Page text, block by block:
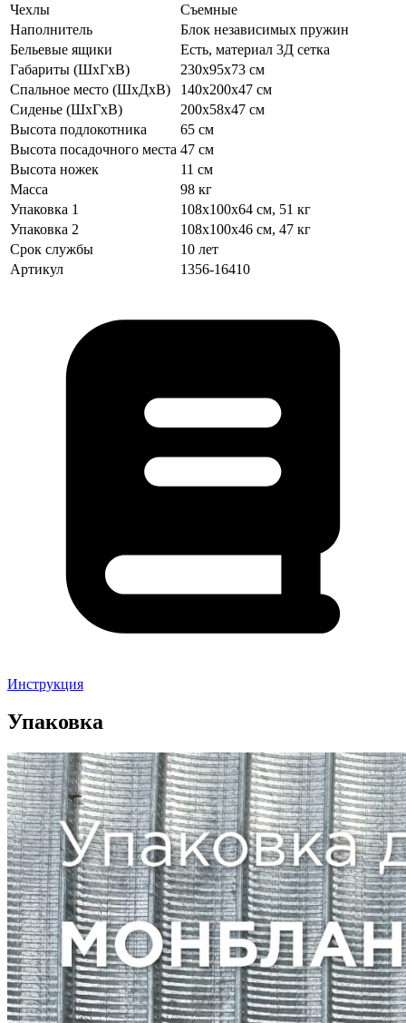
Чехлы
Съемные
Наполнитель
Блок независимых пружин
Бельевые ящики
Есть, материал 3Д сетка
Габариты (ШхГхВ)
230х95х73 см
Спальное место (ШхДхВ)
140х200х47 см
Сиденье (ШхГхВ)
200х58х47 см
Высота подлокотника
65 см
Высота посадочного места 47 см
Высота ножек
11 см
Масса
98 кг
Упаковка 1
108х100х64 см, 51 кг
Упаковка 2
108х100х46 см, 47 кг
Срок службы
10 лет
Артикул
1356-16410
Инструкция
Упаковка